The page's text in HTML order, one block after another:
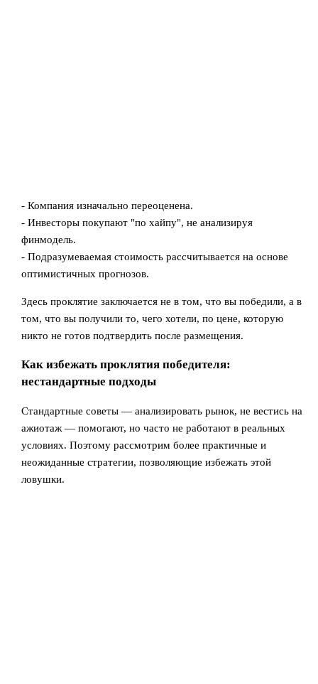
- Компания изначально переоценена.
- Инвесторы покупают "по хайпу", не анализируя
финмодель.
- Подразумеваемая стоимость рассчитывается на основе
оптимистичных прогнозов.
Здесь проклятие заключается не в том, что вы победили, а в
том, что вы получили то, чего хотели, по цене, которую
никто не готов подтвердить после размещения.
Как избежать проклятия победителя:
нестандартные подходы
Стандартные советы — анализировать рынок, не вестись на
ажиотаж — помогают, но часто не работают в реальных
условиях. Поэтому рассмотрим более практичные и
неожиданные стратегии, позволяющие избежать этой
ловушки.